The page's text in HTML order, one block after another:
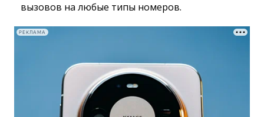
вызовов на любые типы номеров.
РЕКЛАМА